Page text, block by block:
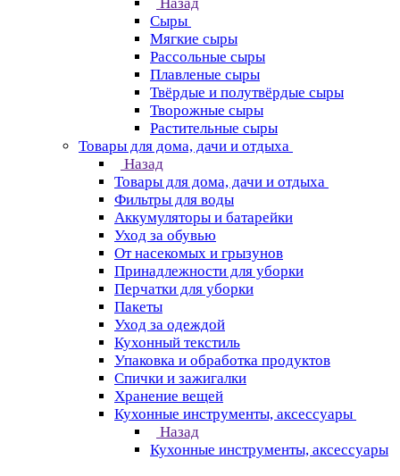
Сыры
Мягкие сыры
Рассольные сыры
Плавленые сыры
Твёрдые и полутвёрдые сыры
Творожные сыры
Растительные сыры
Товары для дома, дачи и отдыха
Назад
Товары для дома, дачи и отдыха
Фильтры для воды
Аккумуляторы и батарейки
Уход за обувью
От насекомых и грызунов
Принадлежности для уборки
Перчатки для уборки
Пакеты
Уход за одеждой
Кухонный текстиль
Упаковка и обработка продуктов
Спички и зажигалки
Хранение вещей
Кухонные инструменты, аксессуары
Назад
Кухонные инструменты, аксессуары